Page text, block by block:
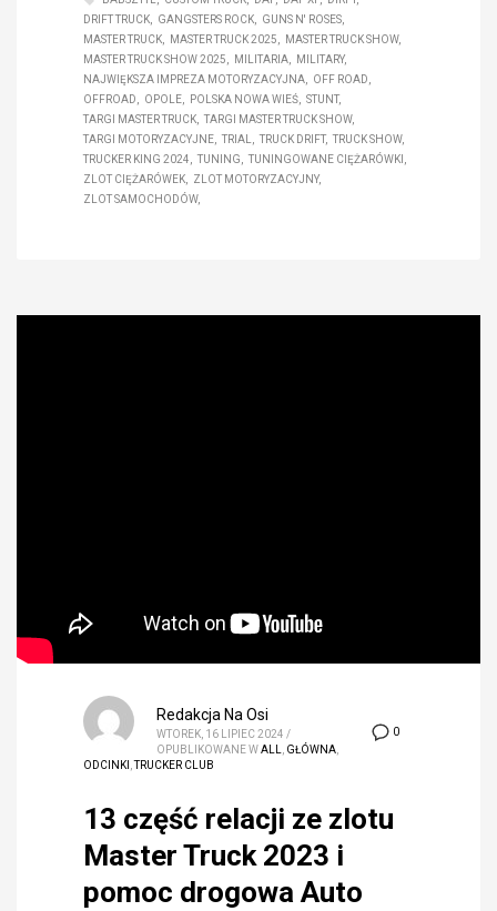
DRIFT TRUCK
GANGSTERS ROCK
GUNS N' ROSES
MASTER TRUCK
MASTER TRUCK 2025
MASTER TRUCK SHOW
MASTER TRUCK SHOW 2025
MILITARIA
MILITARY
NAJWIĘKSZA IMPREZA MOTORYZACYJNA
OFF ROAD
OFFROAD
OPOLE POLSKA NOWA WIEŚ
STUNT
TARGI MASTER TRUCK
TARGI MASTER TRUCK SHOW
TARGI MOTORYZACYJNE
TRIAL TRUCK DRIFT
TRUCK SHOW
TRUCKER KING 2024
TUNING
TUNINGOWANE CIĘŻARÓWKI
ZLOT CIĘŻARÓWEK
ZLOT MOTORYZACYJNY
ZLOT SAMOCHODÓW
0
Redakcja Na Osi
WTOREK, 16 LIPIEC 2024 /
OPUBLIKOWANE WALL, GŁÓWNA,
ODCINKI , TRUCKER CLUB
13 część relacji ze zlotu
Master Truck 2023 i
pomoc drogowa Auto